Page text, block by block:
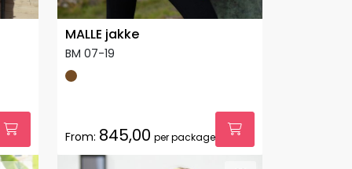
MALLE jakke
BM 07-19
From: 845,00 per package